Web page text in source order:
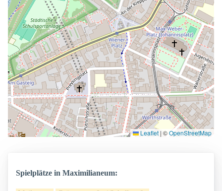
Leaflet | ©OpenStreetMap
Spielplätze in Maximilianeum: